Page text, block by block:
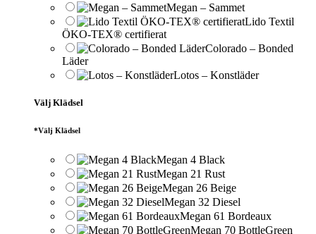
Megan – Sammet
Lido Textil
ÖKO-TEX® certifierat
Colorado – Bonded
Läder
Lotos – Konstläder
Välj Klädsel
*Välj Klädsel
Megan 4 Black
Megan 21 Rust
Megan 26 Beige
Megan 32 Diesel
Megan 61 Bordeaux
Megan 70 BottleGreen